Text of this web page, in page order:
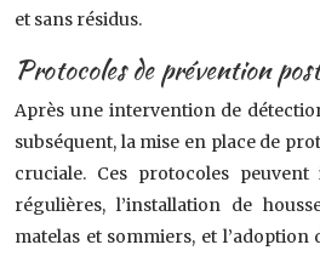
et sans résidus.
Protocoles de prévention
Après une intervention de
subséquent, la mise en place de
cruciale. Ces protocoles
régulières, l’installation de
matelas et sommiers, et